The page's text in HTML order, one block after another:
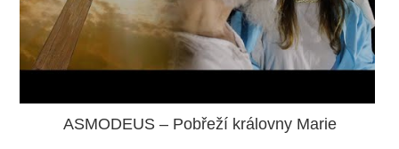
ASMODEUS – Pobřeží královny Marie